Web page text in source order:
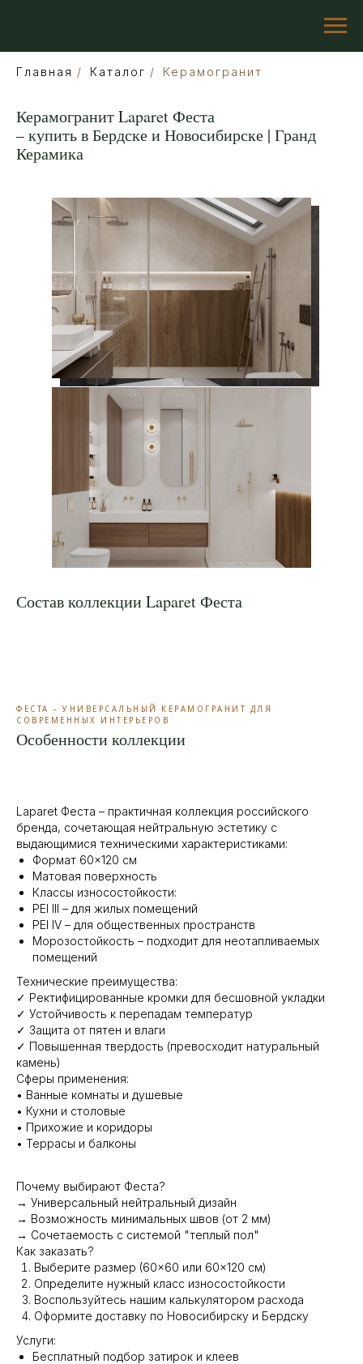
Главная / Каталог / Керамогранит
Керамогранит Laparet Феста
– купить в Бердске и Новосибирске | Гранд
Керамика
Состав коллекции Laparet Феста
ФЕСТА – УНИВЕРСАЛЬНЫЙ КЕРАМОГРАНИТ ДЛЯ
СОВРЕМЕННЫХ ИНТЕРЬЕРОВ
Особенности коллекции
Laparet Феста – практичная коллекция российского
бренда, сочетающая нейтральную эстетику с
выдающимися техническими характеристиками:
Формат 60×120 см
Матовая поверхность
Классы износостойкости:
PEI III – для жилых помещений
PEI IV – для общественных пространств
Морозостойкость – подходит для неотапливаемых
помещений
Технические преимущества:
✓ Ректифицированные кромки для бесшовной укладки
✓ Устойчивость к перепадам температур
✓ Защита от пятен и влаги
✓ Повышенная твердость (превосходит натуральный
камень)
Сферы применения:
• Ванные комнаты и душевые
• Кухни и столовые
• Прихожие и коридоры
• Террасы и балконы
Почему выбирают Феста?
→ Универсальный нейтральный дизайн
→ Возможность минимальных швов (от 2 мм)
→ Сочетаемость с системой "теплый пол"
Как заказать?
Выберите размер (60×60 или 60×120 см)
Определите нужный класс износостойкости
Воспользуйтесь нашим калькулятором расхода
Оформите доставку по Новосибирску и Бердску
Услуги:
Бесплатный подбор затирок и клеев